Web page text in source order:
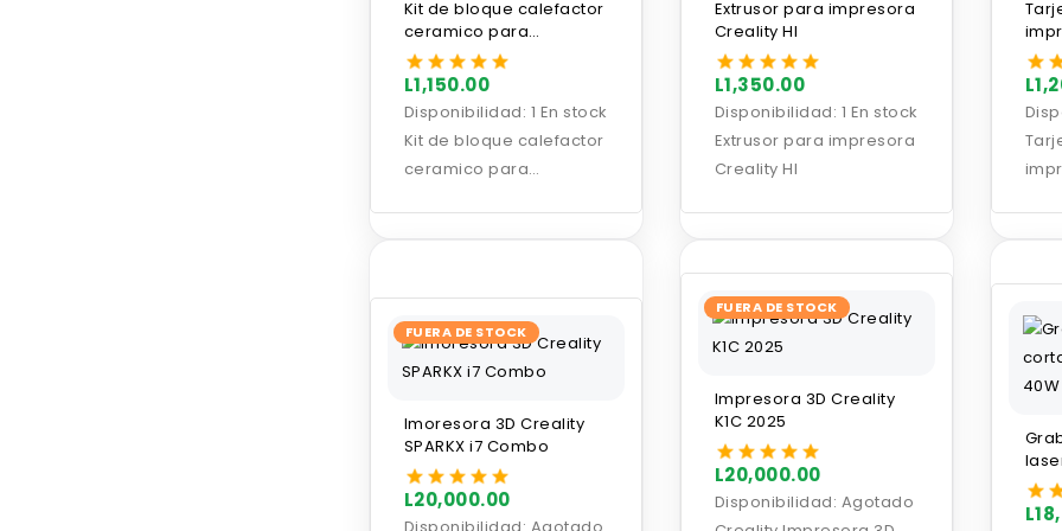
Kit de bloque calefactor
ceramico para
impresora Creality HI
L1,150.00
Disponibilidad: 1 En stock
Kit de bloque calefactor
ceramico para
Extrusor para impresora
Creality HI
L1,350.00
Disponibilidad: 1 En stock
Extrusor para impresora
Creality HI
FUERA DE STOCK
Imoresora 3D Creality
SPARKX i7 Combo
L20,000.00
FUERA DE STOCK
Impresora 3D Creality
K1C 2025
L20,000.00
Disponibilidad: Agotado